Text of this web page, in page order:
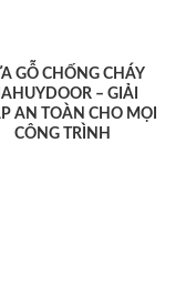
GỖ CHỐNG CHÁY
– GIẢI
AN TOÀN CHO MỌI
CÔNG TRÌNH